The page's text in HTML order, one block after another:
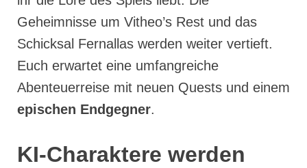
Geheimnisse um Vitheo’s Rest und das
Schicksal Fernallas werden weiter vertieft.
Euch erwartet eine umfangreiche
Abenteuerreise mit neuen Quests und einem
epischen Endgegner.
KI-Charaktere werden